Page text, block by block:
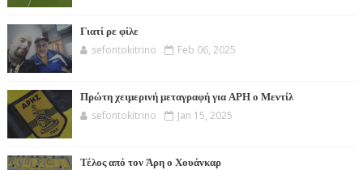
Γιατί ρε φίλε
sefontokitrino Feb 06, 2025
Πρώτη χειμερινή μεταγραφή για ΑΡΗ ο Μεντίλ
sefontokitrino Jan 15, 2025
Τέλος από τον Άρη ο Χουάνκαρ